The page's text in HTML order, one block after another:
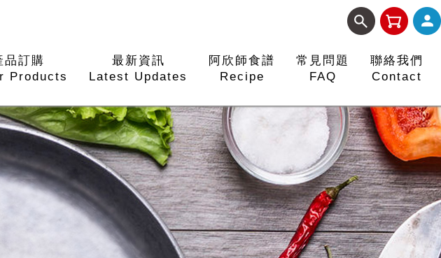
品訂購
Products
最新資訊
Latest Updates
阿欣師食譜
Recipe
常見問題
FAQ
聯絡我們
Contact